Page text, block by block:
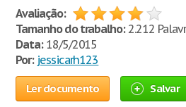
Avaliação:
Tamanho do trabalho:2.212
Data:18/5/2015
Por: jessicarh123
Ler documento Salvar